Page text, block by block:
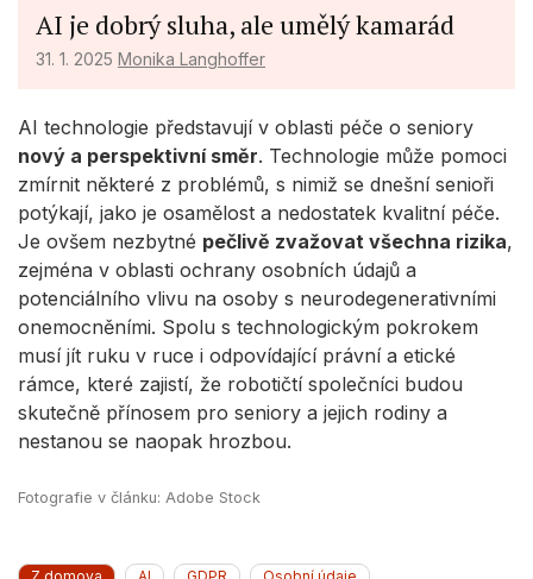
AI je dobrý sluha, ale umělý kamarád
31. 1. 2025 Monika Langhoffer
AI technologie představují v oblasti péče o seniory
nový a perspektivní směr. Technologie může pomoci
zmírnit některé z problémů, s nimiž se dnešní senioři
potýkají, jako je osamělost a nedostatek kvalitní péče.
Je ovšem nezbytné pečlivě zvažovat všechna rizika,
zejména v oblasti ochrany osobních údajů a
potenciálního vlivu na osoby s neurodegenerativními
onemocněními. Spolu s technologickým pokrokem
musí jít ruku v ruce i odpovídající právní a etické
rámce, které zajistí, že robotičtí společníci budou
skutečně přínosem pro seniory a jejich rodiny a
nestanou se naopak hrozbou.
Fotografie v článku: Adobe Stock